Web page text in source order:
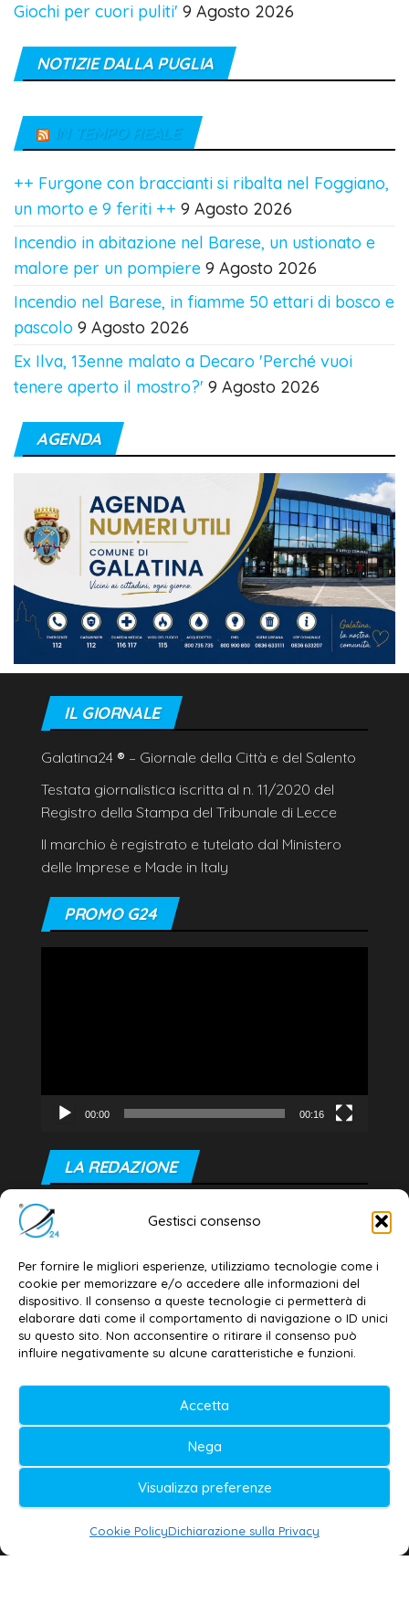
Gestisci consenso
Per fornire le migliori esperienze, utilizziamo tecnologie come i
cookie per memorizzare e/o accedere alle informazioni del
dispositivo. Il consenso a queste tecnologie ci permetterà di
elaborare dati come il comportamento di navigazione o ID unici
su questo sito. Non acconsentire o ritirare il consenso può
influire negativamente su alcune caratteristiche e funzioni.
Accetta
Nega
Visualizza preferenze
Cookie PolicyDichiarazione sulla Privacy
Giochi per cuori puliti' 9 Agosto 2026
NOTIZIE DALLA PUGLIA
IN TEMPO REALE
++ Furgone con braccianti si ribalta nel Foggiano,
un morto e 9 feriti ++ 9 Agosto 2026
Incendio in abitazione nel Barese, un ustionato e
malore per un pompiere 9 Agosto 2026
Incendio nel Barese, in fiamme 50 ettari di bosco e
pascolo 9 Agosto 2026
Ex Ilva, 13enne malato a Decaro 'Perché vuoi
tenere aperto il mostro?' 9 Agosto 2026
AGENDA
IL GIORNALE
Galatina24 ® – Giornale della Città e del Salento
Testata giornalistica iscritta al n. 11/2020 del
Registro della Stampa del Tribunale di Lecce
Il marchio è registrato e tutelato dal Ministero
delle Imprese e Made in Italy
PROMO G24
00:00 00:16
LA REDAZIONE
Editore e direttore responsabile:
Dott. Daniele G. Masciullo
Email: redazione@galatina24.it
Contatti –Disclaimer
Privacy policy –Cookie policy
Testata iscritta al n. 11/2020 Registro della
Stampa Tribunale di Lecce
Editore e direttore responsabile:
Daniele G. Masciullo